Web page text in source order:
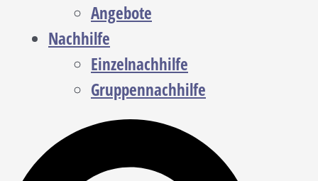
Angebote
Nachhilfe
Einzelnachhilfe
Gruppennachhilfe